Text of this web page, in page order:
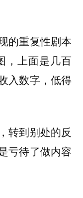
的重复性剧本
，上面是几百
入数字，低得
转到别处的反
亏待了做内容